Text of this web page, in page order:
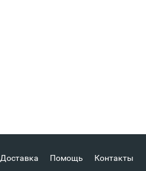
Доставка Помощь
Контакты